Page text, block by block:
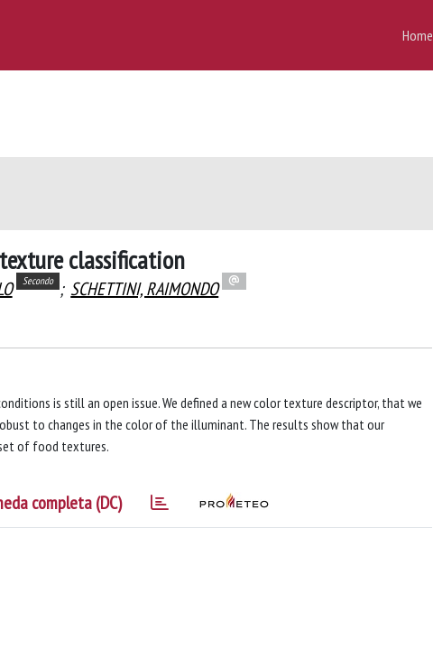
Home
classification
Secondo ; SCHETTINI, RAIMONDO
is still an open issue. We defined a new color texture descriptor, that we
to changes in the color of the illuminant. The results show that our
of food textures.
completa (DC)